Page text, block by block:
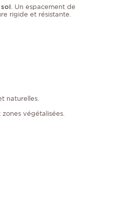
. Un espacement de
rigide et résistante.
naturelles.
végétalisées.